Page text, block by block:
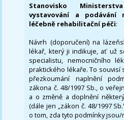
Stanovisko
vystavování a podávání
léčebně rehabilitační péči:
Návrh (doporučení) na
lékař, který ji indikuje, ať už
specialistu, nemocničního
praktického lékaře. To souvisí
přezkoumání naplnění
zákona č. 48/1997 Sb., o
a o změně a doplnění
(dále jen „zákon č. 48/1997
o tom, zda tyto podmínky